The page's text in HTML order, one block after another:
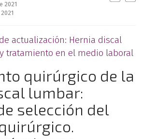
2021
actualización: Hernia discal
tratamiento en el medio laboral
quirúrgico de la
lumbar:
selección del